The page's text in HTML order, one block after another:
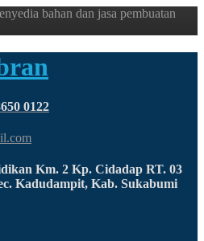
bahan dan jasa pembuatan
0122
Km. 2 Kp. Cidadap RT. 03
Kadudampit, Kab. Sukabumi